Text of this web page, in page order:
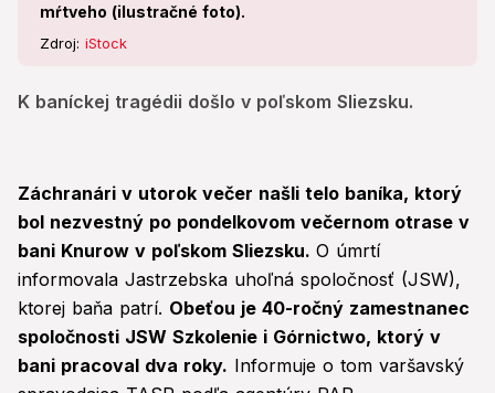
mŕtveho (ilustračné foto).
Zdroj: iStock
K baníckej tragédii došlo v poľskom Sliezsku.
Záchranári v utorok večer našli telo baníka, ktorý
bol nezvestný po pondelkovom večernom otrase v
bani Knurow v poľskom Sliezsku. O úmrtí
informovala Jastrzebska uhoľná spoločnosť (JSW),
ktorej baňa patrí. Obeťou je 40-ročný zamestnanec
spoločnosti JSW Szkolenie i Górnictwo, ktorý v
bani pracoval dva roky. Informuje o tom varšavský